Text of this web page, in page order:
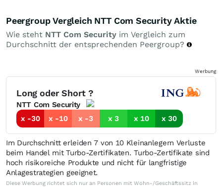
Peergroup Vergleich NTT Com Security Aktie
Wie steht NTT Com Security im Vergleich zum
Durchschnitt der entsprechenden Peergroup?
Werbung
Long oder Short ?
NTT Com Security
x -30
x -10 x -3 x 3 x 10 x 30
Im Durchschnitt erleiden 7 von 10 Kleinanlegern Verluste
beim Handel mit Turbo-Zertifikaten. Turbo-Zertifikate sind
hoch risikoreiche Produkte und nicht für langfristige
Anlagestrategien geeignet.
Diese Werbung richtet sich nur an Personen mit Wohn-/Geschäftssitz in